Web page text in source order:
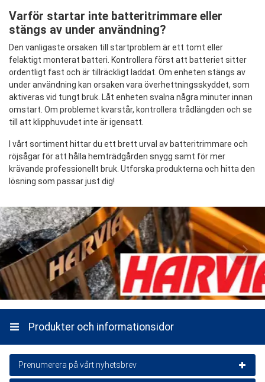
Varför startar inte batteritrimmare eller
stängs av under användning?
Den vanligaste orsaken till startproblem är ett tomt eller
felaktigt monterat batteri. Kontrollera först att batteriet sitter
ordentligt fast och är tillräckligt laddat. Om enheten stängs av
under användning kan orsaken vara överhettningsskyddet, som
aktiveras vid tungt bruk. Låt enheten svalna några minuter innan
omstart. Om problemet kvarstår, kontrollera trådlängden och se
till att klipphuvudet inte är igensatt.
I vårt sortiment hittar du ett brett urval av batteritrimmare och
röjsågar för att hålla hemträdgården snygg samt för mer
krävande professionellt bruk. Utforska produkterna och hitta den
lösning som passar just dig!
Produkter och informationsidor
Prenumerera på vårt nyhetsbrev